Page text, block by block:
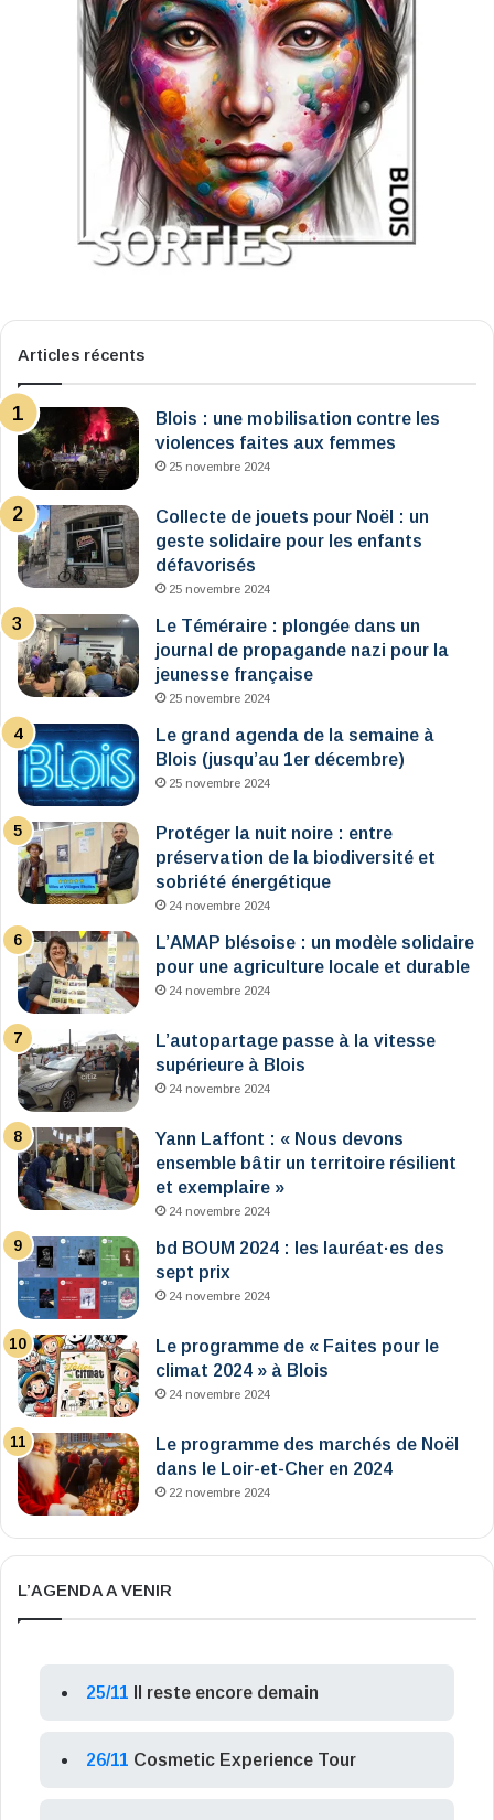
Articles récents
Blois : une mobilisation contre les
violences faites aux femmes
25 novembre 2024
Collecte de jouets pour Noël : un
geste solidaire pour les enfants
défavorisés
25 novembre 2024
Le Téméraire : plongée dans un
journal de propagande nazi pour la
jeunesse française
25 novembre 2024
Le grand agenda de la semaine à
Blois (jusqu’au 1er décembre)
25 novembre 2024
Protéger la nuit noire : entre
préservation de la biodiversité et
sobriété énergétique
24 novembre 2024
L’AMAP blésoise : un modèle solidaire
pour une agriculture locale et durable
24 novembre 2024
L’autopartage passe à la vitesse
supérieure à Blois
24 novembre 2024
Yann Laffont : « Nous devons
ensemble bâtir un territoire résilient
et exemplaire »
24 novembre 2024
bd BOUM 2024 : les lauréat·es des
sept prix
24 novembre 2024
Le programme de « Faites pour le
climat 2024 » à Blois
24 novembre 2024
Le programme des marchés de Noël
dans le Loir-et-Cher en 2024
22 novembre 2024
L’AGENDA A VENIR
25/11 Il reste encore demain
26/11 Cosmetic Experience Tour